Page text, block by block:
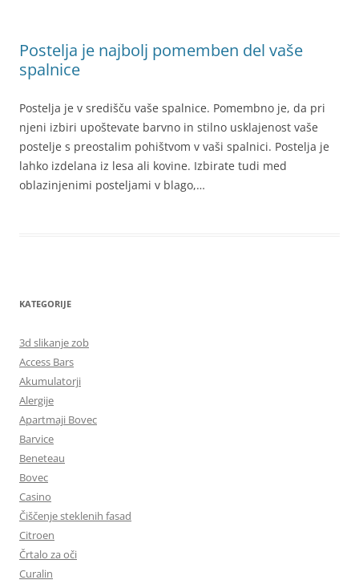
Postelja je najbolj pomemben del vaše
spalnice
Postelja je v središču vaše spalnice. Pomembno je, da pri
njeni izbiri upoštevate barvno in stilno usklajenost vaše
postelje s preostalim pohištvom v vaši spalnici. Postelja je
lahko izdelana iz lesa ali kovine. Izbirate tudi med
oblazinjenimi posteljami v blago,…
KATEGORIJE
3d slikanje zob
Access Bars
Akumulatorji
Alergije
Apartmaji Bovec
Barvice
Beneteau
Bovec
Casino
Čiščenje steklenih fasad
Citroen
Črtalo za oči
Curalin